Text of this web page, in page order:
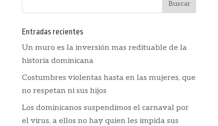
Entradas recientes
Un muro es la inversión mas redituable de la
historia dominicana
Costumbres violentas hasta en las mujeres, que
no respetan ni sus hijos
Los dominicanos suspendimos el carnaval por
el virus, a ellos no hay quien les impida sus